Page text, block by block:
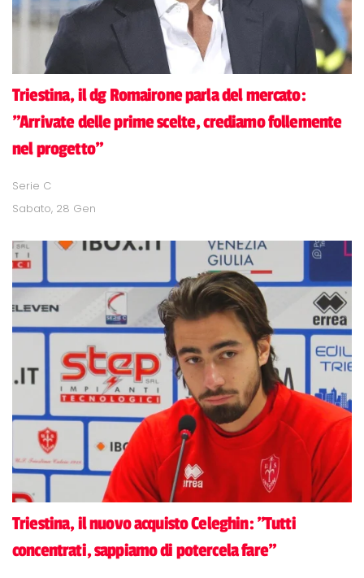
Triestina, il dg Romairone parla del mercato:
"Arrivate delle prime scelte, crediamo follemente
nel progetto"
Serie C
Sabato, 28 Gen
Triestina, il nuovo acquisto Celeghin: "Tutti
concentrati, sappiamo di potercela fare"